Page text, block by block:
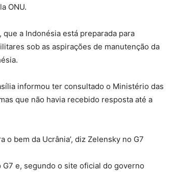
ONU.
a Indonésia está preparada para
sob as aspirações de manutenção da
informou ter consultado o Ministério das
que não havia recebido resposta até a
o bem da Ucrânia’, diz Zelensky no G7
e, segundo o site oficial do governo